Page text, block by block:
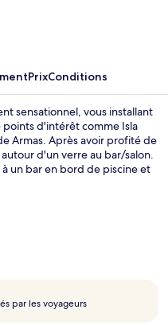
PrixConditions
sensationnel, vous installant
points d'intérêt comme Isla
Armas. Après avoir profité de
d'un verre au bar/salon.
un bar en bord de piscine et
réfrigérateur et un micro-
adorent le personnel
par les voyageurs